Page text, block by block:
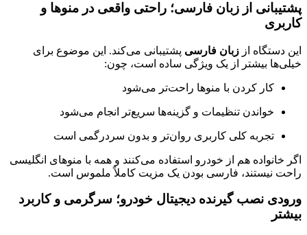
پشتیبانی از زبان فارسی؛ راحتی واقعی در منوها و
کاربری
این دستگاه از زبان فارسی پشتیبانی می‌کند. این موضوع برای
خیلی‌ها بیشتر از یک ویژگی ساده است، چون:
کار کردن با منوها راحت‌تر می‌شود
خواندن تنظیمات و گزینه‌ها سریع‌تر انجام می‌شود
تجربه کلی کاربری روان‌تر و بدون سردرگمی است
اگر خانواده هم از خودرو استفاده می‌کنند و همه با منوهای انگلیسی
راحت نیستند، فارسی بودن یک مزیت کاملاً ملموس است.
ورودی نصب گیرنده دیجیتال خودرو؛ سرگرمی و کاربرد
بیشتر